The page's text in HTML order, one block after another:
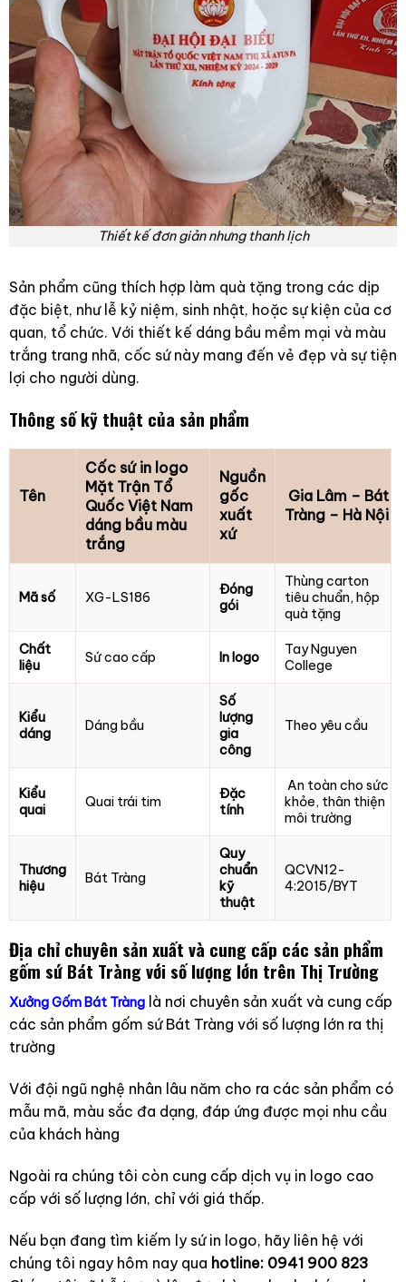
Thiết kế đơn giản nhưng thanh lịch
Sản phẩm cũng thích hợp làm quà tặng trong các dịp
đặc biệt, như lễ kỷ niệm, sinh nhật, hoặc sự kiện của cơ
quan, tổ chức. Với thiết kế dáng bầu mềm mại và màu
trắng trang nhã, cốc sứ này mang đến vẻ đẹp và sự tiện
lợi cho người dùng.
Thông số kỹ thuật của sản phẩm
Tên
Cốc sứ in logo
Mặt Trận Tổ
Quốc Việt Nam
dáng bầu màu
trắng
Nguồn
gốc
xuất
xứ
Gia Lâm – Bát
Tràng – Hà Nội
Mã số XG-LS186
Đóng
gói
Thùng carton
tiêu chuẩn, hộp
quà tặng
Chất
liệu
Sứ cao cấp In logo
Tay Nguyen
College
Kiểu
dáng
Dáng bầu
Số
lượng
gia
công
Theo yêu cầu
Kiểu
quai
Quai trái tim
Đặc
tính
An toàn cho sức
khỏe, thân thiện
môi trường
Thương
hiệu
Bát Tràng
Quy
chuẩn
kỹ
thuật
QCVN12-
4:2015/BYT
Địa chỉ chuyên sản xuất và cung cấp các sản phẩm
gốm sứ Bát Tràng với số lượng lớn trên Thị Trường
Xưởng Gốm Bát Trànglà nơi chuyên sản xuất và cung cấp
các sản phẩm gốm sứ Bát Tràng với số lượng lớn ra thị
trường
Với đội ngũ nghệ nhân lâu năm cho ra các sản phẩm có
mẫu mã, màu sắc đa dạng, đáp ứng được mọi nhu cầu
của khách hàng
Ngoài ra chúng tôi còn cung cấp dịch vụ in logo cao
cấp với số lượng lớn, chỉ với giá thấp.
Nếu bạn đang tìm kiếm ly sứ in logo, hãy liên hệ với
chúng tôi ngay hôm nay qua hotline: 0941 900 823